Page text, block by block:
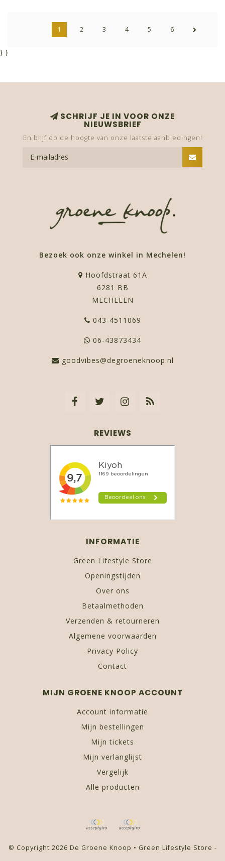
1 2 3 4 5 6
} }
SCHRIJF JE IN VOOR ONZE
NIEUWSBRIEF
En blijf op de hoogte van onze laatste aanbiedingen!
Bezoek ook onze winkel in Mechelen!
Hoofdstraat 61A
6281 BB
MECHELEN
043-4511069
06-43873434
goodvibes@degroeneknoop.nl
REVIEWS
INFORMATIE
Green Lifestyle Store
Openingstijden
Over ons
Betaalmethoden
Verzenden & retourneren
Algemene voorwaarden
Privacy Policy
Contact
MIJN GROENE KNOOP ACCOUNT
Account informatie
Mijn bestellingen
Mijn tickets
Mijn verlanglijst
Vergelijk
Alle producten
© Copyright 2026 De Groene Knoop • Green Lifestyle Store -